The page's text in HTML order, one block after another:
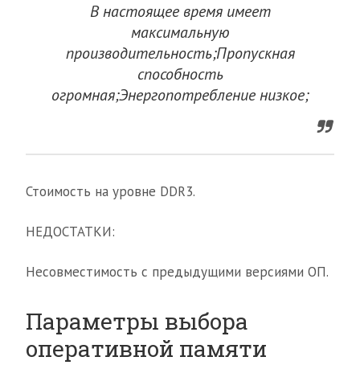
В настоящее время имеет
максимальную
производительность;Пропускная
способность
огромная;Энергопотребление низкое;
Стоимость на уровне DDR3.
НЕДОСТАТКИ:
Несовместимость с предыдущими версиями ОП.
Параметры выбора
оперативной памяти